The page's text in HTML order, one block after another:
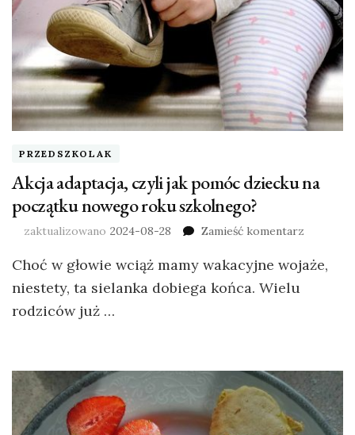
PRZEDSZKOLAK
Akcja adaptacja, czyli jak pomóc dziecku na
początku nowego roku szkolnego?
zaktualizowano 2024-08-28 Zamieść komentarz
Choć w głowie wciąż mamy wakacyjne wojaże,
niestety, ta sielanka dobiega końca. Wielu
rodziców już …